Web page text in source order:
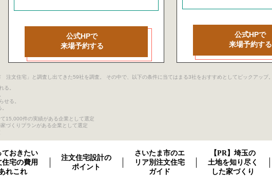
公式HPで
来場予約する
公式HPで
来場予約する
文住宅」と調査し出てきた59社を調査。 その中で、以下の条件に当てはまる3社をおすすめとしてピックアップ。
る。
せる。
15,000件の実績がある企業として選定
づくりプランがある企業として選定
ておきたい
住宅の費用
れこれ
注文住宅設計の
ポイント
さいたま市のエ
リア別注文住宅
ガイド
【PR】埼玉の
土地を知り尽く
した家づくり